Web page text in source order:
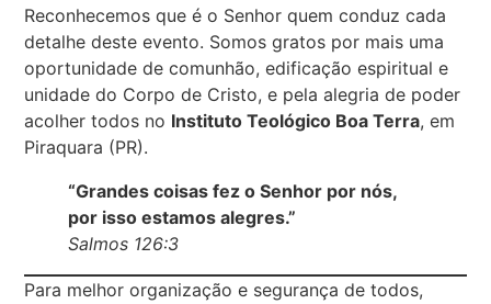
Reconhecemos que é o Senhor quem conduz cada
detalhe deste evento. Somos gratos por mais uma
oportunidade de comunhão, edificação espiritual e
unidade do Corpo de Cristo, e pela alegria de poder
acolher todos no Instituto Teológico Boa Terra, em
Piraquara (PR).
“Grandes coisas fez o Senhor por nós,
por isso estamos alegres.”
Salmos 126:3
Para melhor organização e segurança de todos,